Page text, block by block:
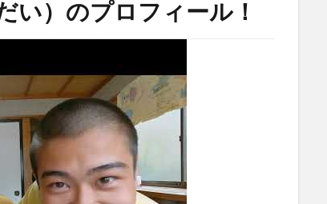
い）のプロフィール！